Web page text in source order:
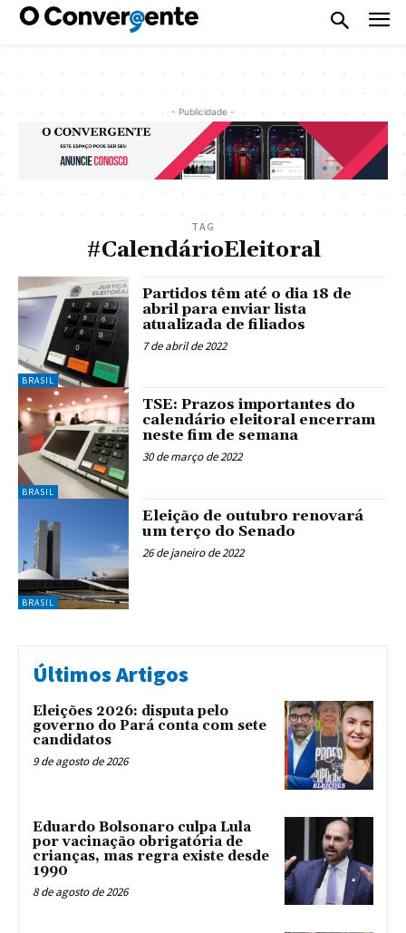
- Publicidade -
TAG
#CalendárioEleitoral
BRASIL
Partidos têm até o dia 18 de
abril para enviar lista
atualizada de filiados
7 de abril de 2022
BRASIL
TSE: Prazos importantes do
calendário eleitoral encerram
neste fim de semana
30 de março de 2022
BRASIL
Eleição de outubro renovará
um terço do Senado
26 de janeiro de 2022
Últimos Artigos
Eleições 2026: disputa pelo
governo do Pará conta com sete
candidatos
9 de agosto de 2026
Eduardo Bolsonaro culpa Lula
por vacinação obrigatória de
crianças, mas regra existe desde
1990
8 de agosto de 2026